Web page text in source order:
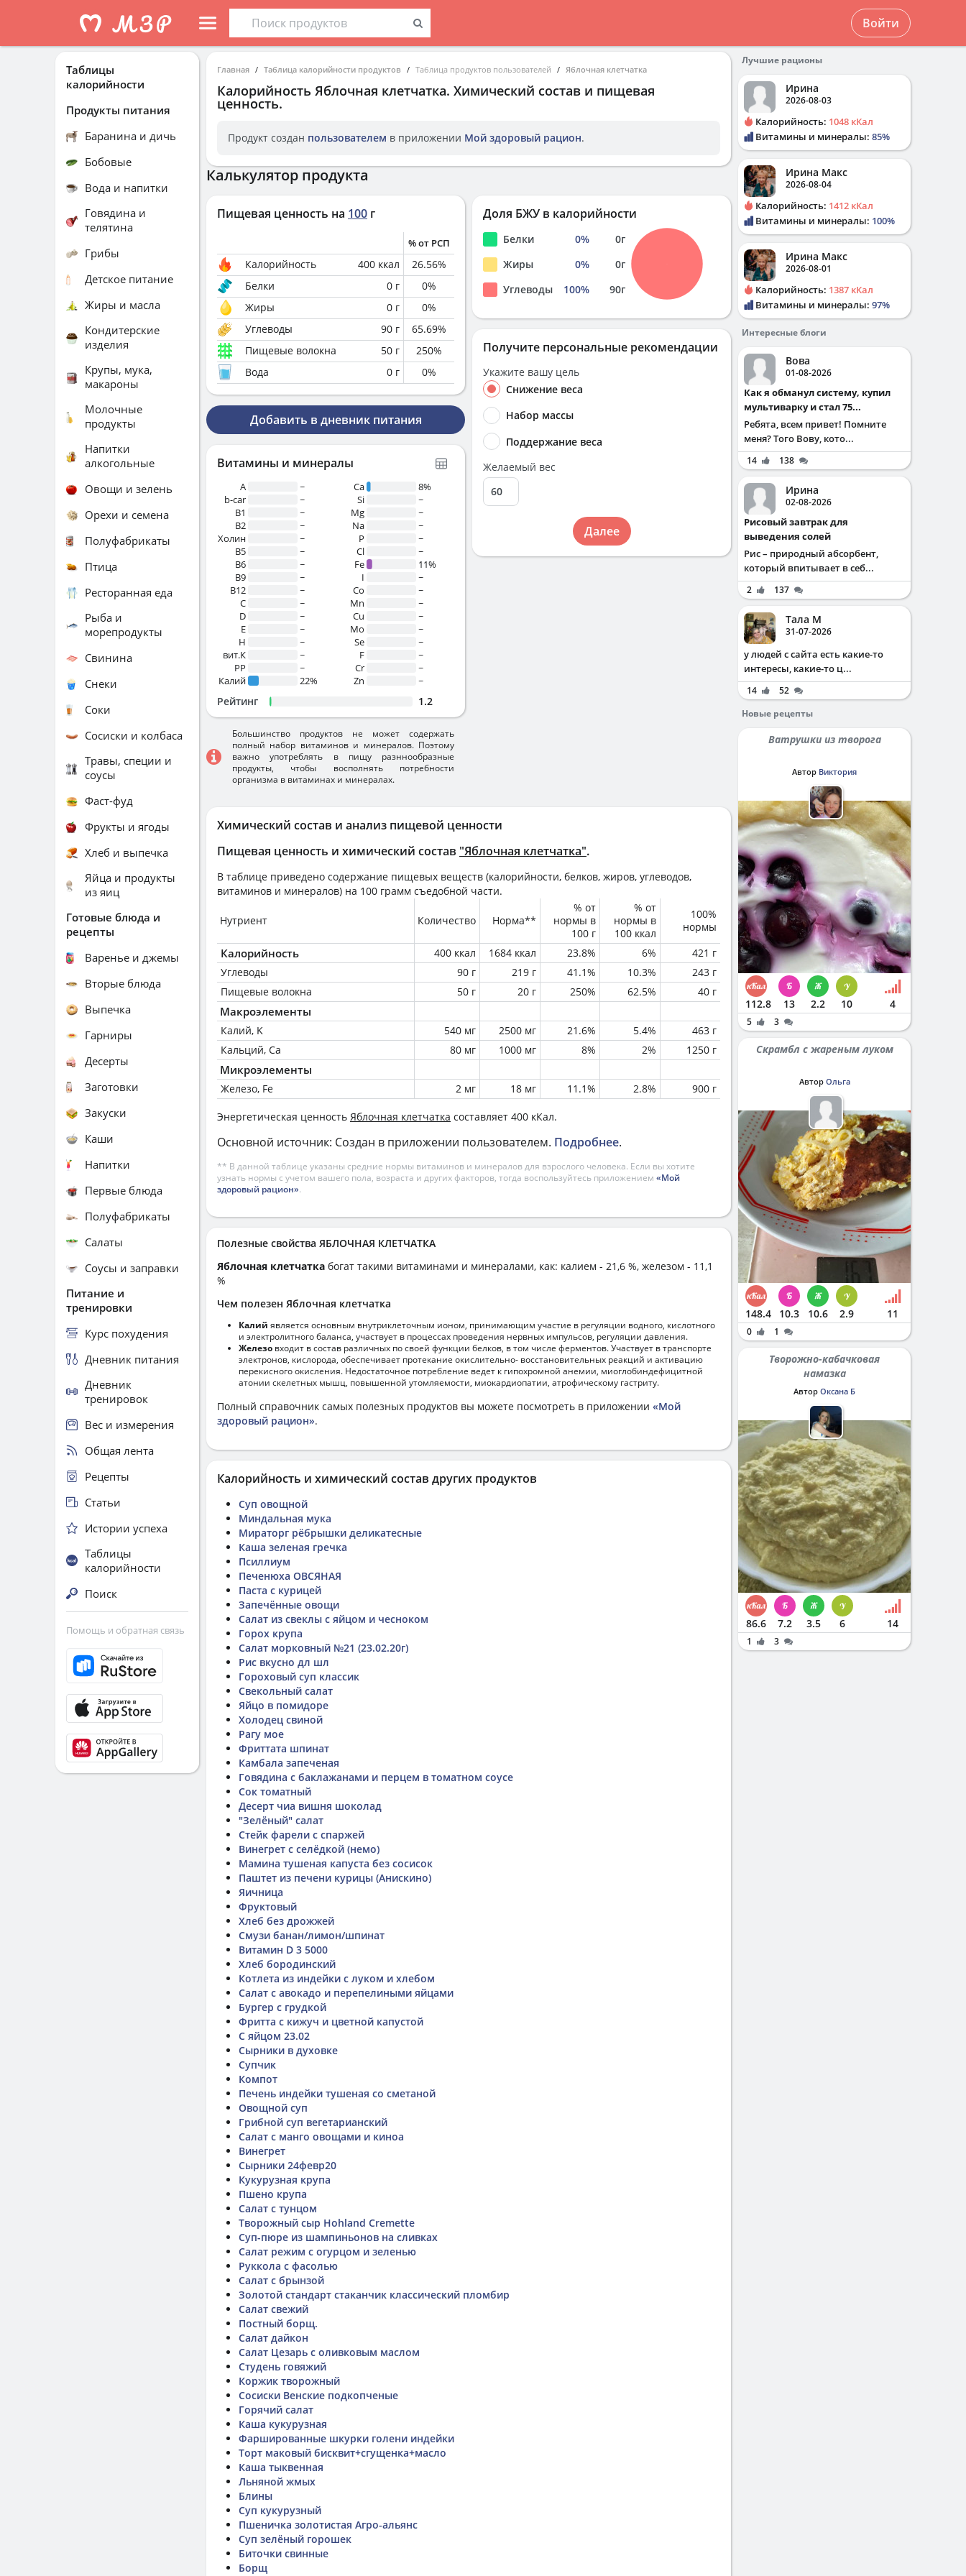
Войти
Главная Таблица калорийности продуктов Таблица продуктов пользователей Яблочная клетчатка
Калорийность Яблочная клетчатка. Химический состав и пищевая
ценность.
Продукт создан пользователем в приложении Мой здоровый рацион.
Химический состав и анализ пищевой ценности
Пищевая ценность и химический состав "Яблочная клетчатка".
В таблице приведено содержание пищевых веществ (калорийности, белков, жиров, углеводов,
витаминов и минералов) на 100 грамм съедобной части.
Нутриент Количество Норма**
% от
нормы в
100 г
% от
нормы в
100 ккал
100%
нормы
Калорийность 400 ккал 1684 ккал 23.8% 6%
421 г
Углеводы
90 г 219 г 41.1% 10.3%
243 г
Пищевые волокна
50 г 20 г 250% 62.5% 40 г
Макроэлементы
Калий, K 540 мг 2500 мг 21.6% 5.4%
463 г
Кальций, Ca
80 мг 1000 мг 8% 2% 1250 г
Микроэлементы
Железо, Fe 2 мг 18 мг 11.1% 2.8% 900 г
Энергетическая ценность Яблочная клетчатка составляет 400 кКал.
Основной источник: Создан в приложении пользователем. Подробнее.
** В данной таблице указаны средние нормы витаминов и минералов для взрослого человека. Если вы хотите
узнать нормы с учетом вашего пола, возраста и других факторов, тогда воспользуйтесь приложением «Мой
здоровый рацион».
Калькулятор продукта
Пищевая ценность на 100 г
% от РСП
Калорийность 400 ккал 26.56%
Белки
0 г 0%
Жиры
0 г 0%
Углеводы
90 г 65.69%
Пищевые волокна
50 г 250%
Вода
0 г 0%
Добавить в дневник питания
Витамины и минералы
A
~
b-car
~
В1
~
B2
~
Холин
~
B5
~
B6
~
B9
~
B12
~
C
~
D
~
E
~
H
~
вит.К
~
PP
~
Калий
22%
Ca
8%
Si
~
Mg
~
Na
~
P
~
Cl
~
Fe
11%
I
~
Co
~
Mn
~
Cu
~
Mo
~
Se
~
F
~
Cr
~
Zn
~
Рейтинг 1.2
Большинство продуктов не может содержать
полный набор витаминов и минералов. Поэтому
важно употреблять в пищу разннообразные
продукты, чтобы восполнять потребности
организма в витаминах и минералах.
Доля БЖУ в калорийности
Белки 0% 0г
Жиры
0% 0г
Углеводы
100% 90г
Получите персональные рекомендации
Укажите вашу цель
Снижение веса
Набор массы
Поддержание веса
Желаемый вес
Далее
Полезные свойства ЯБЛОЧНАЯ КЛЕТЧАТКА
Яблочная клетчатка богат такими витаминами и минералами, как: калием - 21,6 %, железом - 11,1
%
Чем полезен Яблочная клетчатка
Калий является основным внутриклеточным ионом, принимающим участие в регуляции водного, кислотного
и электролитного баланса, участвует в процессах проведения нервных импульсов, регуляции давления.
Железо входит в состав различных по своей функции белков, в том числе ферментов. Участвует в транспорте
электронов, кислорода, обеспечивает протекание окислительно- восстановительных реакций и активацию
перекисного окисления. Недостаточное потребление ведет к гипохромной анемии, миоглобиндефицитной
атонии скелетных мышц, повышенной утомляемости, миокардиопатии, атрофическому гастриту.
Полный справочник самых полезных продуктов вы можете посмотреть в приложении «Мой
здоровый рацион».
Калорийность и химический состав других продуктов
Суп овощной
Миндальная мука
Мираторг рёбрышки деликатесные
Каша зеленая гречка
Псиллиум
Печенюха ОВСЯНАЯ
Паста с курицей
Запечённые овощи
Салат из свеклы с яйцом и чесноком
Горох крупа
Салат морковный №21 (23.02.20г)
Рис вкусно дл шл
Гороховый суп классик
Свекольный салат
Яйцо в помидоре
Холодец свиной
Рагу мое
Фриттата шпинат
Камбала запеченая
Говядина с баклажанами и перцем в томатном соусе
Сок томатный
Десерт чиа вишня шоколад
"Зелёный" салат
Стейк фарели с спаржей
Винегрет с селёдкой (немо)
Мамина тушеная капуста без сосисок
Паштет из печени курицы (Анискино)
Яичница
Фруктовый
Хлеб без дрожжей
Смузи банан/лимон/шпинат
Витамин D 3 5000
Хлеб бородинский
Котлета из индейки с луком и хлебом
Салат с авокадо и перепелиными яйцами
Бургер с грудкой
Фритта с кижуч и цветной капустой
С яйцом 23.02
Сырники в духовке
Супчик
Компот
Печень индейки тушеная со сметаной
Овощной суп
Грибной суп вегетарианский
Салат с манго овощами и киноа
Винегрет
Сырники 24февр20
Кукурузная крупа
Пшено крупа
Салат с тунцом
Творожный сыр Hohland Cremette
Суп-пюре из шампиньонов на сливках
Салат режим с огурцом и зеленью
Руккола с фасолью
Салат с брынзой
Золотой стандарт стаканчик классический пломбир
Салат свежий
Постный борщ.
Салат дайкон
Салат Цезарь с оливковым маслом
Студень говяжий
Коржик творожный
Сосиски Венские подкопченые
Горячий салат
Каша кукурузная
Фаршированные шкурки голени индейки
Торт маковый бисквит+сгущенка+масло
Каша тыквенная
Льняной жмых
Блины
Суп кукурузный
Пшеничка золотистая Агро-альянс
Суп зелёный горошек
Биточки свинные
Борщ
Таблицы
калорийности
Продукты питания
Баранина и дичь
Бобовые
Вода и напитки
Говядина и
телятина
Грибы
Детское питание
Жиры и масла
Кондитерские
изделия
Крупы, мука,
макароны
Молочные
продукты
Напитки
алкогольные
Овощи и зелень
Орехи и семена
Полуфабрикаты
Птица
Ресторанная еда
Рыба и
морепродукты
Свинина
Снеки
Соки
Сосиски и колбаса
Травы, специи и
соусы
Фаст-фуд
Фрукты и ягоды
Хлеб и выпечка
Яйца и продукты
из яиц
Готовые блюда и
рецепты
Варенье и джемы
Вторые блюда
Выпечка
Гарниры
Десерты
Заготовки
Закуски
Каши
Напитки
Первые блюда
Полуфабрикаты
Салаты
Соусы и заправки
Питание и
тренировки
Курс похудения
Дневник питания
Дневник
тренировок
Вес и измерения
Общая лента
Рецепты
Статьи
Истории успеха
Таблицы
калорийности
Поиск
Помощь и обратная связь
Лучшие рационы
Ирина
2026-08-03
Калорийность: 1048 кКал
Витамины и минералы: 85%
Ирина Макс
2026-08-04
Калорийность: 1412 кКал
Витамины и минералы: 100%
Ирина Макс
2026-08-01
Калорийность: 1387 кКал
Витамины и минералы: 97%
Интересные блоги
Вова
01-08-2026
Как я обманул систему, купил
мультиварку и стал 75...
Ребята, всем привет! Помните
меня? Того Вову, кото...
14 138
Ирина
02-08-2026
Рисовый завтрак для
выведения солей
Рис – природный абсорбент,
который впитывает в себ...
2 137
Тала М
31-07-2026
у людей с сайта есть какие-то
интересы, какие-то ц...
14
52
Новые рецепты
Ватрушки из творога
Автор Виктория
112.8 13 2.2 10 4
5 3
Скрамбл с жареным луком
Автор Ольга
148.4 10.3 10.6 2.9 11
0 1
Творожно-кабачковая
намазка
Автор Оксана Б
86.6 7.2 3.5 6 14
1 3